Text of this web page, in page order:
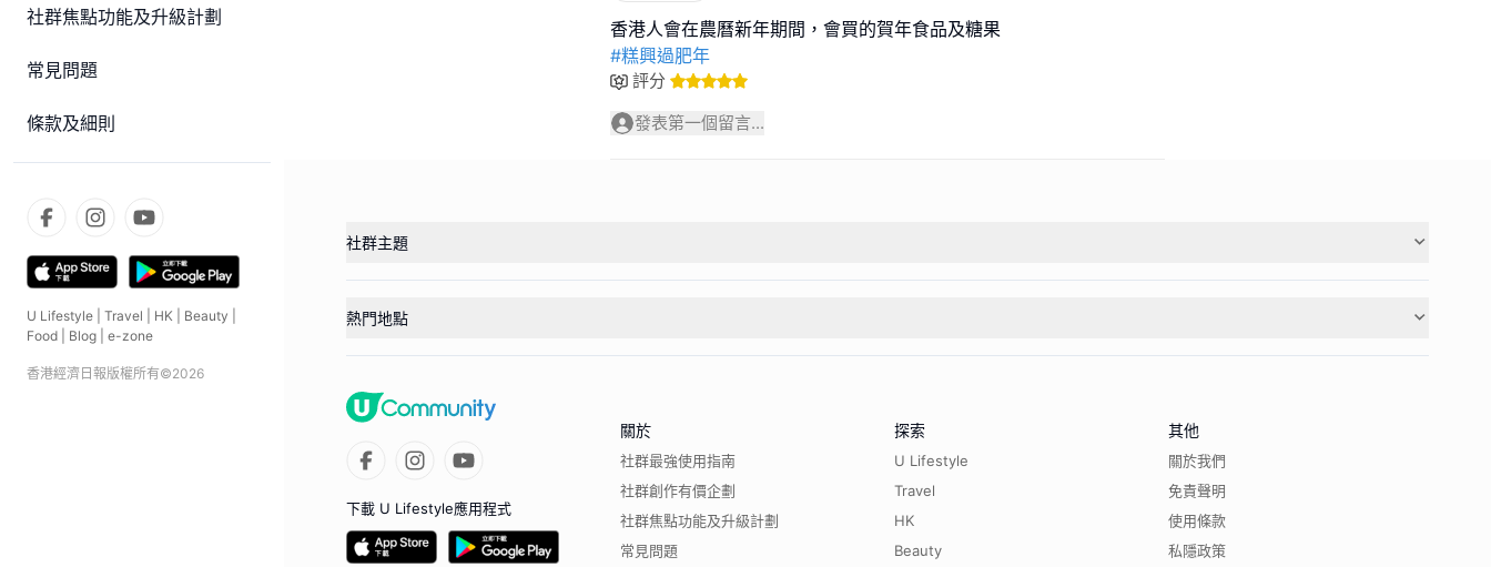
社群焦點功能及升級計劃
常見問題
條款及細則
U Lifestyle Travel HK Beauty
Food
Blog e-zone
香港經濟日報版權所有©2026
#糕興過肥年
評分
發表第一個留言...
社群主題
熱門地點
下載 U Lifestyle應用程式
關於
社群最強使用指南
社群創作有價企劃
社群焦點功能及升級計劃
常見問題
探索
U Lifestyle
Travel
HK
Beauty
其他
關於我們
免責聲明
使用條款
私隱政策